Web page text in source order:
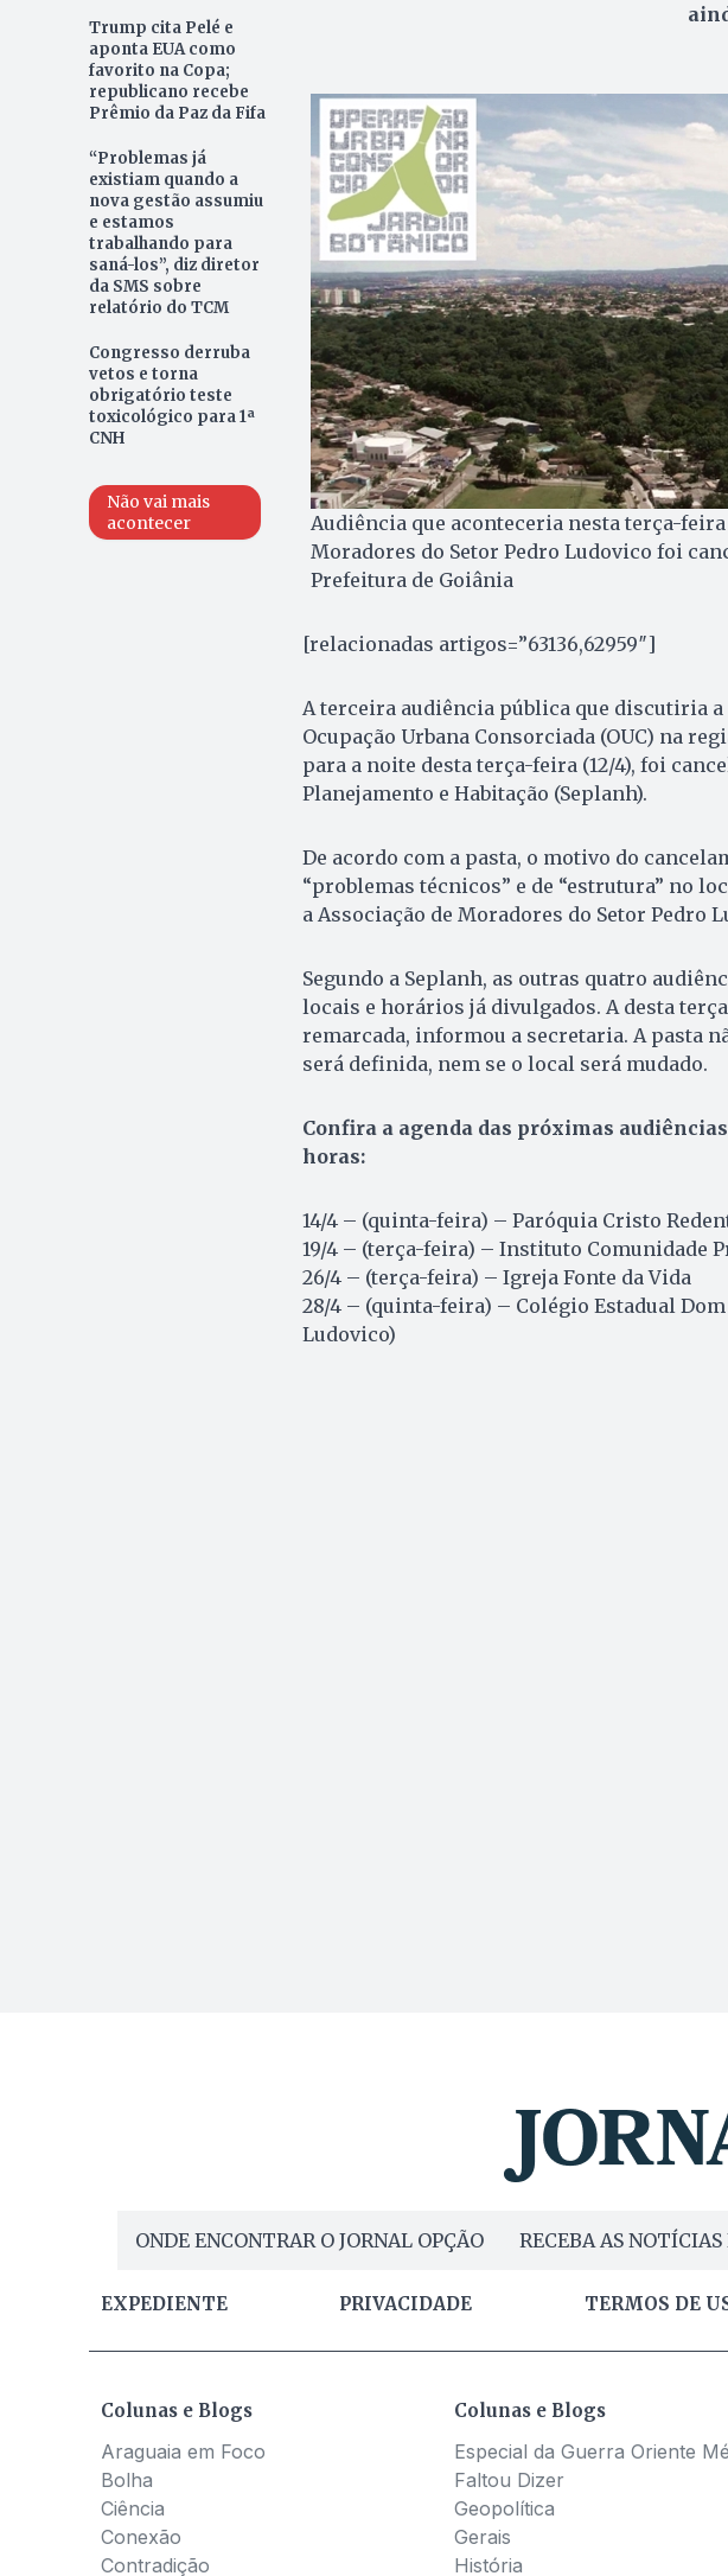
Trump cita Pelé e
aponta EUA como
favorito na Copa;
republicano recebe
Prêmio da Paz da Fifa
“Problemas já
existiam quando a
nova gestão assumiu
e estamos
trabalhando para
saná-los”, diz diretor
da SMS sobre
relatório do TCM
Congresso derruba
vetos e torna
obrigatório teste
toxicológico para 1ª
CNH
Não vai mais
acontecer
Audiência que aconteceria nesta terça-feira
Moradores do Setor Pedro Ludovico foi
Prefeitura de Goiânia
[relacionadas artigos=”63136,62959″]
A terceira audiência pública que discutiria
Ocupação Urbana Consorciada (OUC) na
para a noite desta terça-feira (12/4), foi
Planejamento e Habitação (Seplanh).
De acordo com a pasta, o motivo do
“problemas técnicos” e de “estrutura” no
a Associação de Moradores do Setor Pedro
Segundo a Seplanh, as outras quatro
locais e horários já divulgados. A desta
remarcada, informou a secretaria. A pasta
será definida, nem se o local será mudado.
Confira a agenda das próximas
horas:
14/4 – (quinta-feira) – Paróquia Cristo
19/4 – (terça-feira) – Instituto Comunidade
26/4 – (terça-feira) – Igreja Fonte da Vida
28/4 – (quinta-feira) – Colégio Estadual Dom
Ludovico)
ONDE ENCONTRAR O JORNAL OPÇÃO RECEBA AS
EXPEDIENTE PRIVACIDADE TERMOS DE
Colunas e Blogs
Araguaia em Foco
Bolha
Ciência
Conexão
Contradição
Colunas e Blogs
Especial da Guerra Oriente
Faltou Dizer
Geopolítica
Gerais
História